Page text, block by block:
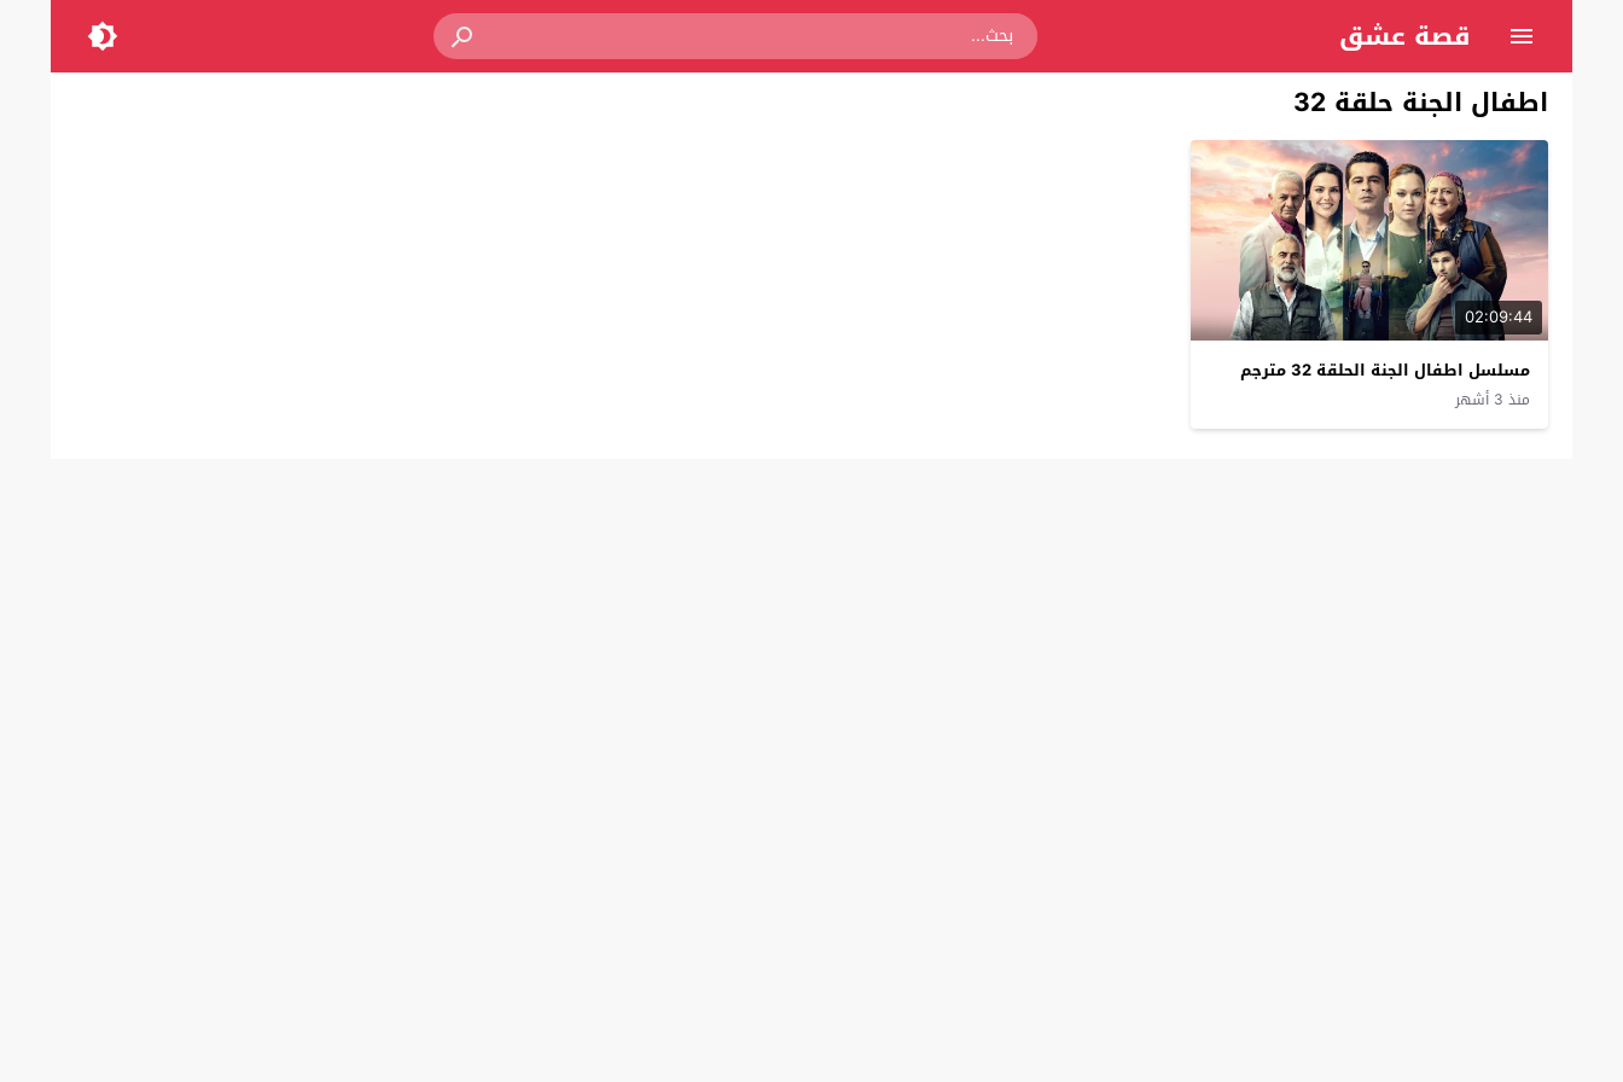
قصة عشق
اطفال الجنة حلقة 32
02:09:44
مسلسل اطفال الجنة الحلقة 32 مترجم
منذ 3 أشهر